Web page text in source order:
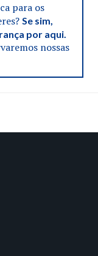
para os
Se sim,
por aqui.
nossas